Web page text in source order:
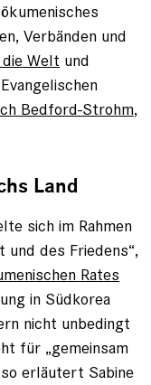
Verbänden und
Welt und
Bedford-Strohm,
Land
sich im Rahmen
des Friedens“,
Rates
in Südkorea
nicht unbedingt
für „gemeinsam
erläutert Sabine